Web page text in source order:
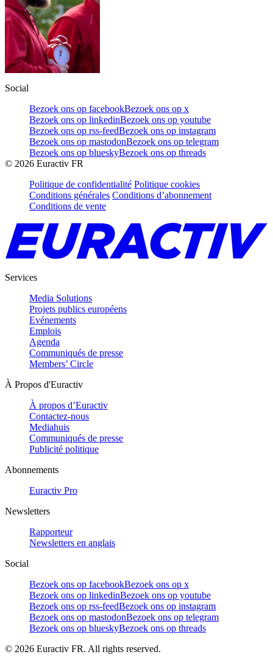
Social
Bezoek ons op facebookBezoek ons op x
Bezoek ons op linkedinBezoek ons op youtube
Bezoek ons op rss-feedBezoek ons op instagram
Bezoek ons op mastodonBezoek ons op telegram
Bezoek ons op blueskyBezoek ons op threads
© 2026 Euractiv FR
Politique de confidentialité Politique cookies
Conditions générales Conditions d’abonnement
Conditions de vente
Services
Media Solutions
Projets publics européens
Evénements
Emplois
Agenda
Communiqués de presse
Members’ Circle
À Propos d'Euractiv
À propos d’Euractiv
Contactez-nous
Mediahuis
Communiqués de presse
Publicité politique
Abonnements
Euractiv Pro
Newsletters
Rapporteur
Newsletters en anglais
Social
Bezoek ons op facebookBezoek ons op x
Bezoek ons op linkedinBezoek ons op youtube
Bezoek ons op rss-feedBezoek ons op instagram
Bezoek ons op mastodonBezoek ons op telegram
Bezoek ons op blueskyBezoek ons op threads
© 2026 Euractiv FR. All rights reserved.